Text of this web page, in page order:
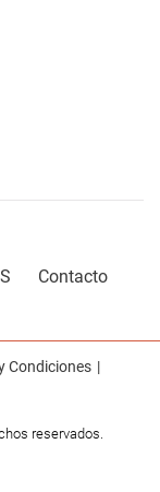
Contacto
Condiciones
reservados.